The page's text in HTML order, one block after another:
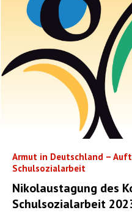
Armut in Deutschland –
Schulsozialarbeit
Nikolaustagung des
Schulsozialarbeit